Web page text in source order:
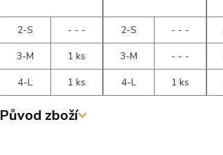
2-S
- - -
3-M
1 ks
4-L
1 ks
2-S
- - -
3-M
- - -
4-L
1 ks
Původ zboží